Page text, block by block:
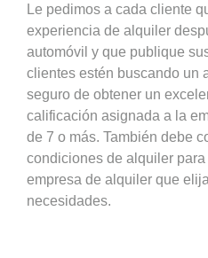
Le pedimos a cada cliente
experiencia de alquiler
automóvil y que publique
clientes estén buscando un
seguro de obtener un
calificación asignada a la
de 7 o más. También debe
condiciones de alquiler
empresa de alquiler que
necesidades.